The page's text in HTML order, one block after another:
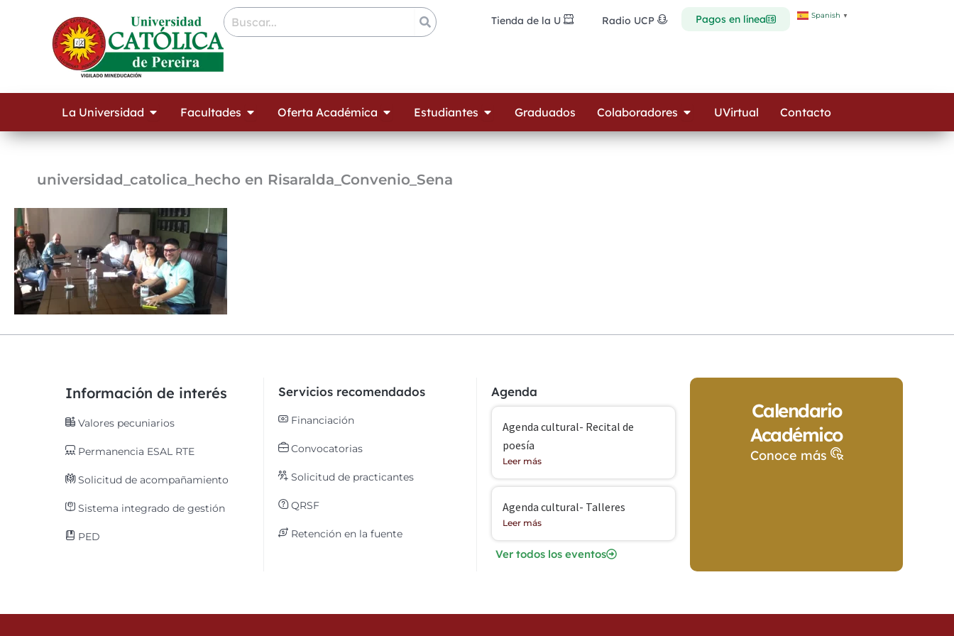
Tienda de la U Radio UCP Pagos en línea Spanish ▼
La Universidad Open La Universidad
Facultades Open Facultades
Oferta Académica Open Oferta Académica
Estudiantes Open Estudiantes
Graduados Colaboradores Open Colaboradores
UVirtual Contacto
universidad_catolica_hecho en Risaralda_Convenio_Sena
Información de interés
Valores pecuniarios
Permanencia ESAL RTE
Solicitud de acompañamiento
Sistema integrado de gestión
PED
Servicios recomendados
Financiación
Convocatorias
Solicitud de practicantes
QRSF
Retención en la fuente
Agenda
Agenda cultural- Recital de
poesía
Leer más
Agenda cultural- Talleres
Leer más
Ver todos los eventos
Calendario
Académico
Conoce más